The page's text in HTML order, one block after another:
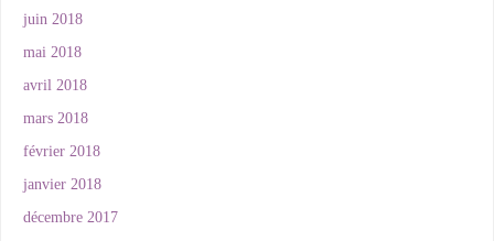
juin 2018
mai 2018
avril 2018
mars 2018
février 2018
janvier 2018
décembre 2017